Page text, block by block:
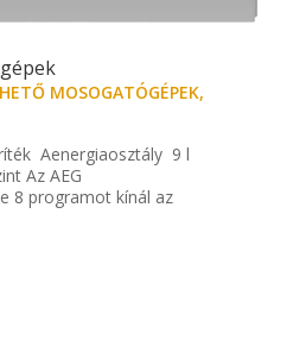
MOSOGATÓGÉPEK,
Aenergiaosztály 9 l
Az AEG
8 programot kínál az